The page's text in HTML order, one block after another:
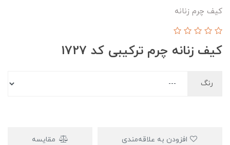
کیف چرم زنانه
کیف زنانه چرم ترکیبی کد 1727
رنگ
مقایسه